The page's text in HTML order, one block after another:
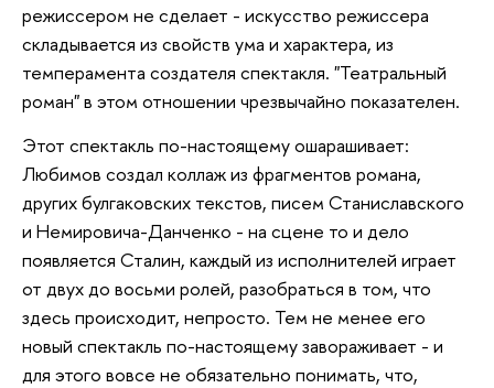
режиссером не сделает - искусство режиссера
складывается из свойств ума и характера, из
темперамента создателя спектакля. "Театральный
роман" в этом отношении чрезвычайно показателен.
Этот спектакль по-настоящему ошарашивает:
Любимов создал коллаж из фрагментов романа,
других булгаковских текстов, писем Станиславского
и Немировича-Данченко - на сцене то и дело
появляется Сталин, каждый из исполнителей играет
от двух до восьми ролей, разобраться в том, что
здесь происходит, непросто. Тем не менее его
новый спектакль по-настоящему завораживает - и
для этого вовсе не обязательно понимать, что,